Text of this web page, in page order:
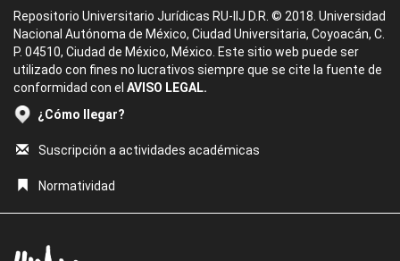
Repositorio Universitario Jurídicas RU-IIJ D.R. © 2018. Universidad
Nacional Autónoma de México, Ciudad Universitaria, Coyoacán, C.
P. 04510, Ciudad de México, México. Este sitio web puede ser
utilizado con fines no lucrativos siempre que se cite la fuente de
conformidad con el AVISO LEGAL.
¿Cómo llegar?
Suscripción a actividades académicas
Normatividad